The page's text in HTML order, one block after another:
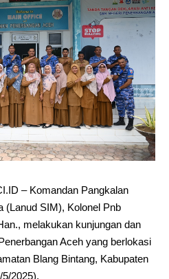
– Komandan Pangkalan
(Lanud SIM), Kolonel Pnb
melakukan kunjungan dan
Aceh yang berlokasi
Blang Bintang, Kabupaten
2025).